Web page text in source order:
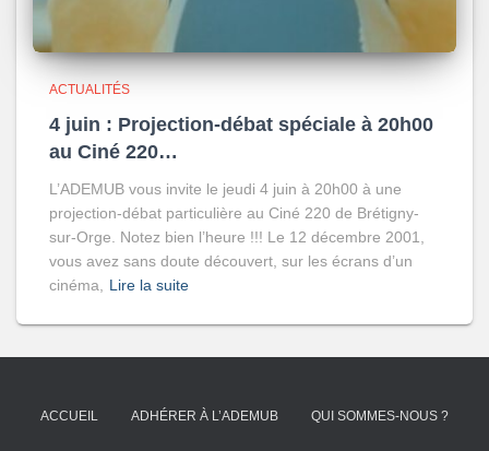
ACTUALITÉS
4 juin : Projection-débat spéciale à 20h00
au Ciné 220…
L’ADEMUB vous invite le jeudi 4 juin à 20h00 à une
projection-débat particulière au Ciné 220 de Brétigny-
sur-Orge. Notez bien l’heure !!! Le 12 décembre 2001,
vous avez sans doute découvert, sur les écrans d’un
cinéma,
Lire la suite
ACCUEIL ADHÉRER À L’ADEMUB QUI SOMMES-NOUS ?